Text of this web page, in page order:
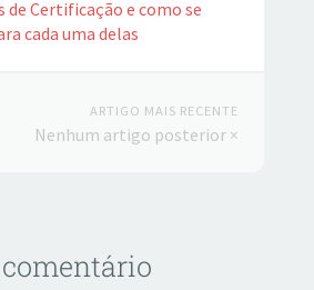
de Certificação e como se
cada uma delas
ARTIGO MAIS RECENTE
Nenhum artigo posterior ×